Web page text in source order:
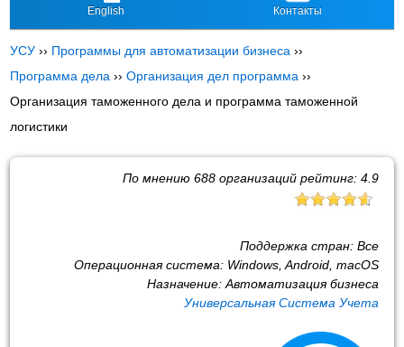
English Контакты
УСУ ›› Программы для автоматизации бизнеса ››
Программа дела ››Организация дел программа ››
Организация таможенного дела и программа таможенной
логистики
По мнению 688организаций рейтинг: 4.9
Поддержка стран: Все
Операционная система: Windows, Android, macOS
Назначение: Автоматизация бизнеса
Универсальная Система Учета